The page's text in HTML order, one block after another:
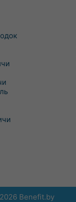
Benefit.by